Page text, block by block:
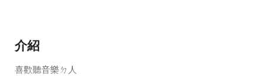
介紹
喜歡聽音樂ㄉ人